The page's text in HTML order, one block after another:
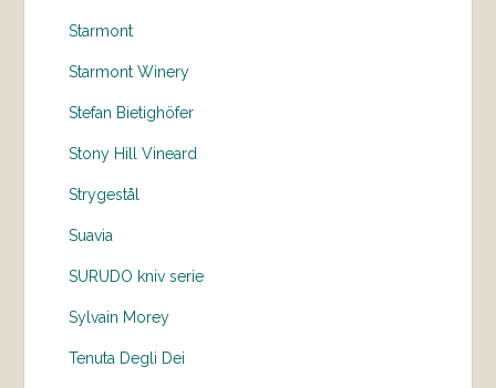
Starmont
Starmont Winery
Stefan Bietighöfer
Stony Hill Vineard
Strygestål
Suavia
SURUDO kniv serie
Sylvain Morey
Tenuta Degli Dei